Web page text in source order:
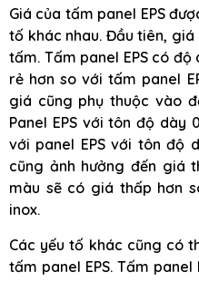
Giá của tấm panel EPS
tố khác nhau. Đầu tiên,
tấm. Tấm panel EPS có
rẻ hơn so với tấm panel
giá cũng phụ thuộc vào
Panel EPS với tôn độ dày
với panel EPS với tôn độ
cũng ảnh hưởng đến giá
màu sẽ có giá thấp hơn
inox.
Các yếu tố khác cũng có
tấm panel EPS. Tấm